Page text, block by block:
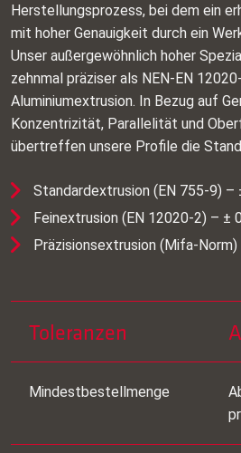
Herstellungsprozess, bei dem ein
mit hoher Genauigkeit durch ein
Unser außergewöhnlich hoher
zehnmal präziser als NEN‑EN
Aluminiumextrusion. In Bezug auf
Konzentrizität, Parallelität und
übertreffen unsere Profile die
Standardextrusion (EN 755‑9) –
Feinextrusion (EN 12020‑2) – ±
Präzisionsextrusion
Toleranzen
Mindestbestellmenge